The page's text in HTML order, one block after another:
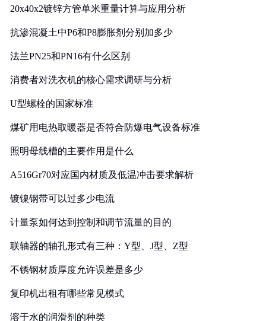
20x40x2镀锌方管单米重量计算与应用分析
抗渗混凝土中P6和P8膨胀剂分别加多少
法兰PN25和PN16有什么区别
消费者对洗衣机的核心需求调研与分析
U型螺栓的国家标准
煤矿用电热取暖器是否符合防爆电气设备标准
照明母线槽的主要作用是什么
A516Gr70对应国内材质及低温冲击要求解析
镀镍钢带可以过多少电流
计量泵如何达到控制和调节流量的目的
联轴器的轴孔形式有三种：Y型、J型、Z型
不锈钢材质厚度允许误差是多少
复印机出租有哪些常见模式
溶于水的润滑剂的种类